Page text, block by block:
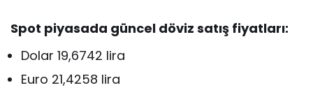
Spot piyasada güncel döviz satış fiyatları:
Dolar 19,6742 lira
Euro 21,4258 lira